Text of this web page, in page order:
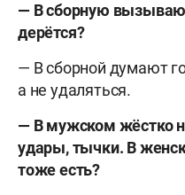
— В сборную
дерётся?
— В сборной думают
а не удаляться.
— В мужском жёстко
удары, тычки. В
тоже есть?